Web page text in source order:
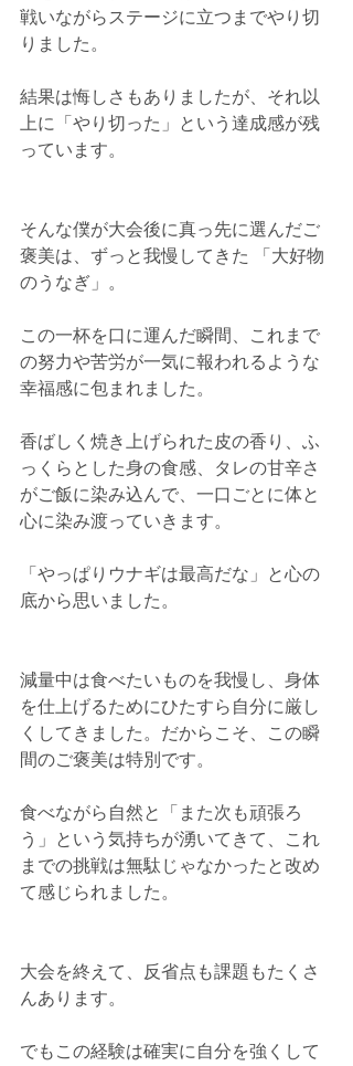
戦いながらステージに立つまでやり切
りました。
結果は悔しさもありましたが、それ以
上に「やり切った」という達成感が残
っています。
そんな僕が大会後に真っ先に選んだご
褒美は、ずっと我慢してきた 「大好物
のうなぎ」。
この一杯を口に運んだ瞬間、これまで
の努力や苦労が一気に報われるような
幸福感に包まれました。
香ばしく焼き上げられた皮の香り、ふ
っくらとした身の食感、タレの甘辛さ
がご飯に染み込んで、一口ごとに体と
心に染み渡っていきます。
「やっぱりウナギは最高だな」と心の
底から思いました。
減量中は食べたいものを我慢し、身体
を仕上げるためにひたすら自分に厳し
くしてきました。だからこそ、この瞬
間のご褒美は特別です。
食べながら自然と「また次も頑張ろ
う」という気持ちが湧いてきて、これ
までの挑戦は無駄じゃなかったと改め
て感じられました。
大会を終えて、反省点も課題もたくさ
んあります。
でもこの経験は確実に自分を強くして